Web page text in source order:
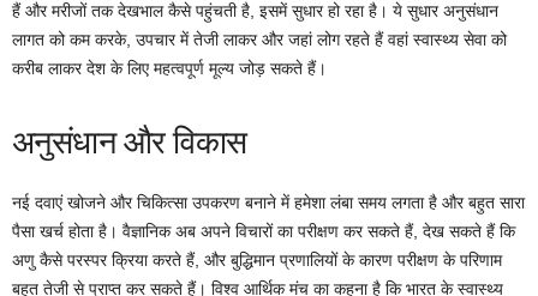
हैं और मरीजों तक देखभाल कैसे पहुंचती है, इसमें सुधार हो रहा है। ये सुधार अनुसंधान
लागत को कम करके, उपचार में तेजी लाकर और जहां लोग रहते हैं वहां स्वास्थ्य सेवा को
करीब लाकर देश के लिए महत्वपूर्ण मूल्य जोड़ सकते हैं।
अनुसंधान और विकास
नई दवाएं खोजने और चिकित्सा उपकरण बनाने में हमेशा लंबा समय लगता है और बहुत सारा
पैसा खर्च होता है। वैज्ञानिक अब अपने विचारों का परीक्षण कर सकते हैं, देख सकते हैं कि
अणु कैसे परस्पर क्रिया करते हैं, और बुद्धिमान प्रणालियों के कारण परीक्षण के परिणाम
बहुत तेजी से प्राप्त कर सकते हैं। विश्व आर्थिक मंच का कहना है कि भारत के स्वास्थ्य